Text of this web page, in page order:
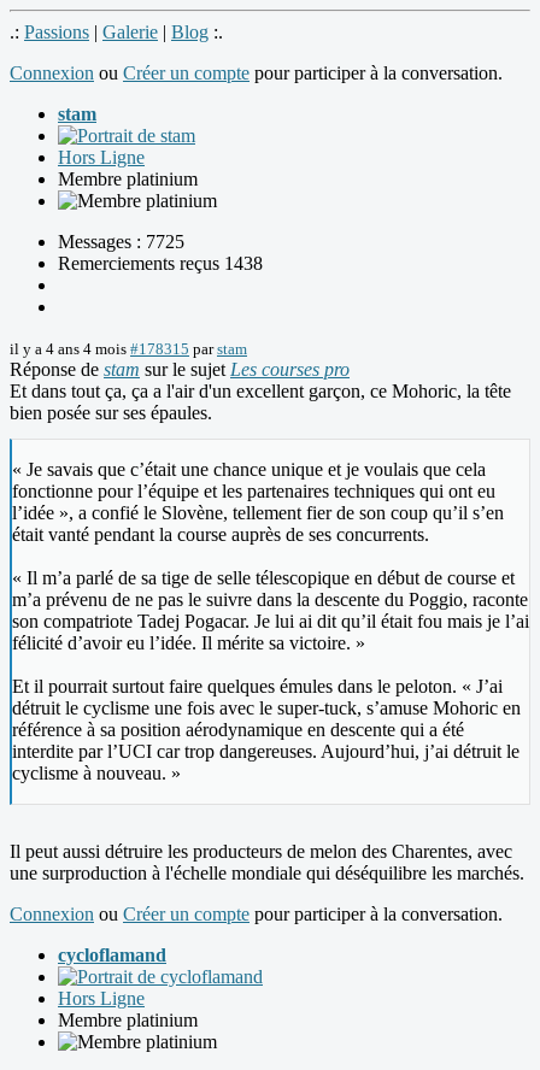
.: Passions | Galerie | Blog :.
Connexion ou Créer un compte pour participer à la conversation.
stam
Hors Ligne
Membre platinium
Messages : 7725
Remerciements reçus 1438
il y a 4 ans 4 mois #178315 parstam
Réponse de stam sur le sujet Les courses pro
Et dans tout ça, ça a l'air d'un excellent garçon, ce Mohoric, la tête
bien posée sur ses épaules.
« Je savais que c’était une chance unique et je voulais que cela
fonctionne pour l’équipe et les partenaires techniques qui ont eu
l’idée », a confié le Slovène, tellement fier de son coup qu’il s’en
était vanté pendant la course auprès de ses concurrents.
« Il m’a parlé de sa tige de selle télescopique en début de course et
m’a prévenu de ne pas le suivre dans la descente du Poggio, raconte
son compatriote Tadej Pogacar. Je lui ai dit qu’il était fou mais je l’ai
félicité d’avoir eu l’idée. Il mérite sa victoire. »
Et il pourrait surtout faire quelques émules dans le peloton. « J’ai
détruit le cyclisme une fois avec le super-tuck, s’amuse Mohoric en
référence à sa position aérodynamique en descente qui a été
interdite par l’UCI car trop dangereuses. Aujourd’hui, j’ai détruit le
cyclisme à nouveau. »
Il peut aussi détruire les producteurs de melon des Charentes, avec
une surproduction à l'échelle mondiale qui déséquilibre les marchés.
Connexion ou Créer un compte pour participer à la conversation.
cycloflamand
Hors Ligne
Membre platinium